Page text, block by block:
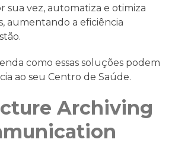
sua vez, automatiza e otimiza
aumentando a eficiência
como essas soluções podem
ao seu Centro de Saúde.
Archiving